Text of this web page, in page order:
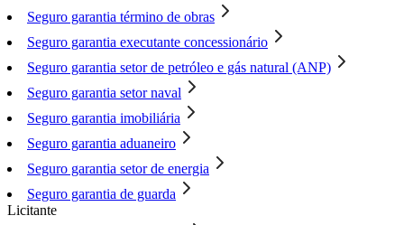
Seguro garantia término de obras
Seguro garantia executante concessionário
Seguro garantia setor de petróleo e gás natural (ANP)
Seguro garantia setor naval
Seguro garantia imobiliária
Seguro garantia aduaneiro
Seguro garantia setor de energia
Seguro garantia de guarda
Licitante